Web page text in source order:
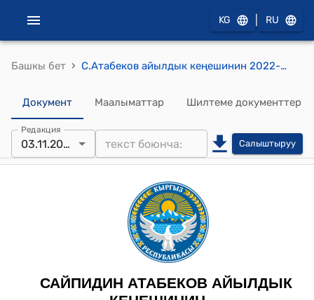
KG RU
Башкы бет › С.Атабеков айылдык кеңешинин 2022-жылдын 3-ноябрындагы № 6 "Жийде айылынан 4 гектар жер жоопкерчилиги чектелген коому на ажыратып берүү жөнүндө" токтому
Документ Маалыматтар Шилтеме документтер
Редакция
03.11.2022 Салыштыруу